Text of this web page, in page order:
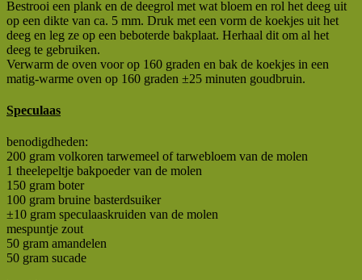
Bestrooi een plank en de deegrol met wat bloem en rol het deeg uit
op een dikte van ca. 5 mm. Druk met een vorm de koekjes uit het
deeg en leg ze op een beboterde bakplaat. Herhaal dit om al het
deeg te gebruiken.
Verwarm de oven voor op 160 graden en bak de koekjes in een
matig-warme oven op 160 graden ±25 minuten goudbruin.
Speculaas
benodigdheden:
200 gram volkoren tarwemeel of tarwebloem van de molen
1 theelepeltje bakpoeder van de molen
150 gram boter
100 gram bruine basterdsuiker
±10 gram speculaaskruiden van de molen
mespuntje zout
50 gram amandelen
50 gram sucade